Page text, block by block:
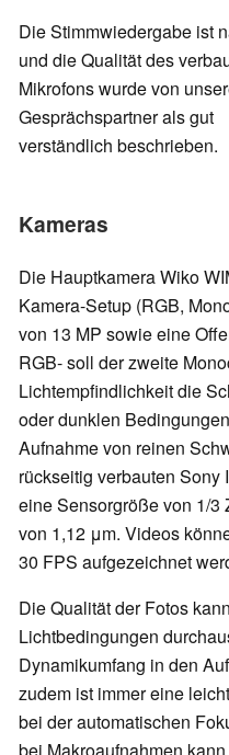
Die Stimmwiedergabe ist
und die Qualität des
Mikrofons wurde von
Gesprächspartner als gut
verständlich beschrieben.
Kameras
Die Hauptkamera Wiko
Kamera-Setup (RGB,
von 13 MP sowie eine
RGB- soll der zweite
Lichtempfindlichkeit die
oder dunklen
Aufnahme von reinen
rückseitig verbauten
eine Sensorgröße von 1/
von 1,12 μm. Videos
30 FPS aufgezeichnet
Die Qualität der Fotos
Lichtbedingungen
Dynamikumfang in den
zudem ist immer eine
bei der automatischen
bei Makroaufnahmen